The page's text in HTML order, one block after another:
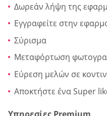
Δωρεάν λήψη της
Εγγραφείτε στην
Σύρισμα
Μεταφόρτωση
Εύρεση μελών σε
Αποκτήστε ένα Super